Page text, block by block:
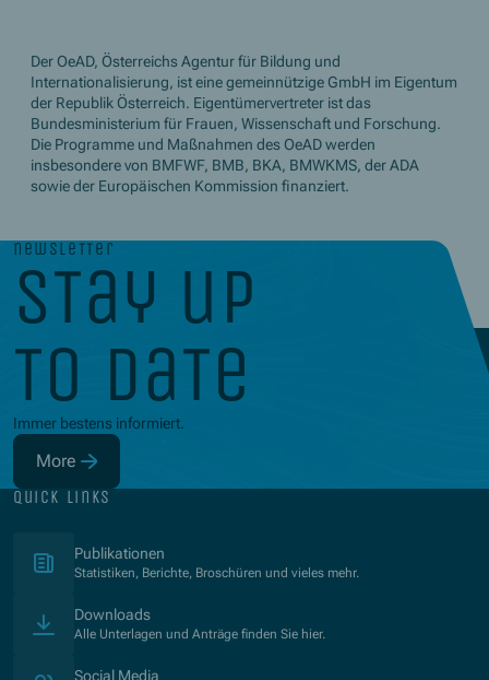
Der OeAD, Österreichs Agentur für Bildung und
Internationalisierung, ist eine gemeinnützige GmbH im Eigentum
der Republik Österreich. Eigentümervertreter ist das
Bundesministerium für Frauen, Wissenschaft und Forschung.
Die Programme und Maßnahmen des OeAD werden
insbesondere von BMFWF, BMB, BKA, BMWKMS, der ADA
sowie der Europäischen Kommission finanziert.
newsletter
stay up
to date
Immer bestens informiert.
More
(Opens in new window)
quick links
Publikationen
Statistiken, Berichte, Broschüren und vieles mehr.
Downloads
Alle Unterlagen und Anträge finden Sie hier.
Social Media